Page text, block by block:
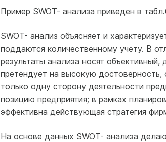
Пример SWOT- анализа приведен в
SWOT- анализ объясняет и
поддаются количественному учету. В
результаты анализа носят
претендует на высокую
только одну сторону деятельности
позицию предприятия; в рамках
эффективна действующая стратегия
На основе данных SWOT- анализа